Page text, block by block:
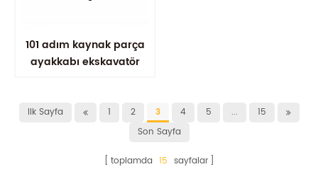
101 adım kaynak parça
ayakkabı ekskavatör
Ilk Sayfa 1 2 3 4 5 ...
15
Son Sayfa
toplamda 15 sayfalar